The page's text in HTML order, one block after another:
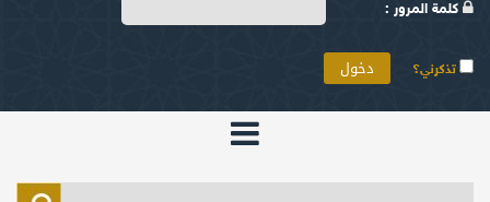
كلمة المرور :
تذكرني؟